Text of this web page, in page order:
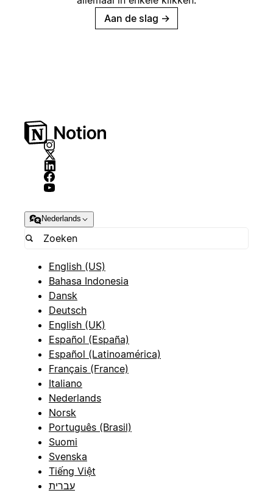
Aan de slag →
Nederlands
English (US)
Bahasa Indonesia
Dansk
Deutsch
English (UK)
Español (España)
Español (Latinoamérica)
Français (France)
Italiano
Nederlands
Norsk
Português (Brasil)
Suomi
Svenska
Tiếng Việt
עברית